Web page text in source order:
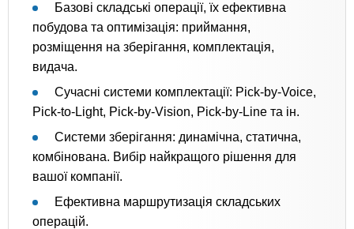
Базові складські операції, їх ефективна
побудова та оптимізація: приймання,
розміщення на зберігання, комплектація,
видача.
Сучасні системи комплектації: Pick-by-Voice,
Pick-to-Light, Pick-by-Vision, Pick-by-Line та ін.
Системи зберігання: динамічна, статична,
комбінована. Вибір найкращого рішення для
вашої компанії.
Ефективна маршрутизація складських
операцій.